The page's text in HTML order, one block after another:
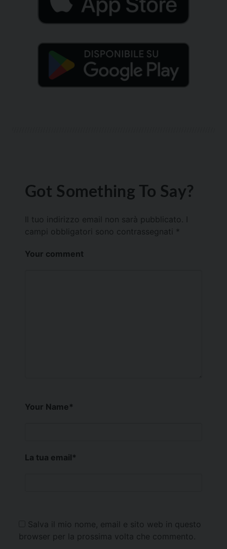
Got Something To Say?
Il tuo indirizzo email non sarà pubblicato.
campi obbligatori sono contrassegnati *
Your comment
Your Name*
La tua email*
Salva il mio nome, email e sito web in questo
browser per la prossima volta che commento.